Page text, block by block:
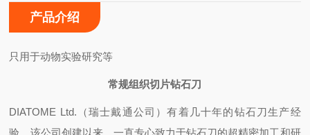
产品介绍
只用于动物实验研究等
常规组织切片钻石刀
DIATOME Ltd.（瑞士戴通公司）有着几十年的钻石刀生产经
验，该公司创建以来，一直专心致力于钻石刀的超精密加工和研